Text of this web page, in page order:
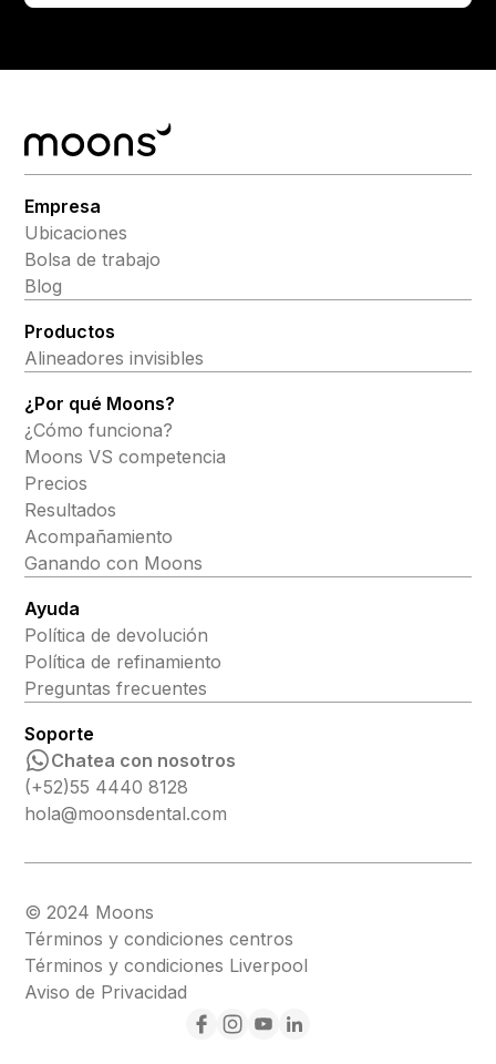
Empresa
Ubicaciones
Bolsa de trabajo
Blog
Productos
Alineadores invisibles
¿Por qué Moons?
¿Cómo funciona?
Moons VS competencia
Precios
Resultados
Acompañamiento
Ganando con Moons
Ayuda
Política de devolución
Política de refinamiento
Preguntas frecuentes
Soporte
Chatea con nosotros
(+52)55 4440 8128
hola@moonsdental.com
© 2024 Moons
Términos y condiciones centros
Términos y condiciones Liverpool
Aviso de Privacidad